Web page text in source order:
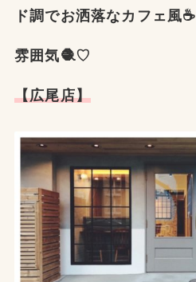
ド調でお洒落なカフェ風☕️
雰囲気🧶♡
【広尾店】